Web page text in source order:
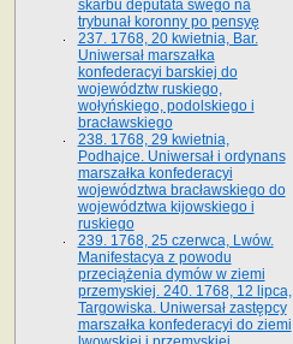
skarbu deputata swego na
trybunał koronny po pensyę
237. 1768, 20 kwietnia, Bar.
Uniwersał marszałka
konfederacyi barskiej do
województw ruskiego,
wołyńskiego, podolskiego i
bracławskiego
238. 1768, 29 kwietnia,
Podhajce. Uniwersał i ordynans
marszałka konfederacyi
województwa bracławskiego do
wo­jewództwa kijowskiego i
ruskiego
239. 1768, 25 czerwca, Lwów.
Manifestacya z powodu
przeciążenia dymów w ziemi
przemyskiej. 240. 1768, 12 lipca,
Targowiska. Uniwersał zastępcy
marszałka konfederacyi do ziemi